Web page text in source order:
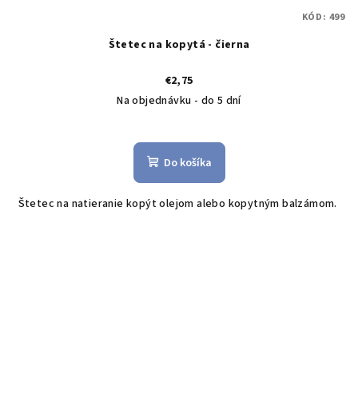
Štetec na kopytá - čierna
€2,75
Na objednávku - do 5 dní
Do košíka
Štetec na natieranie kopýt olejom alebo kopytným balzámom.
KÓD: 499